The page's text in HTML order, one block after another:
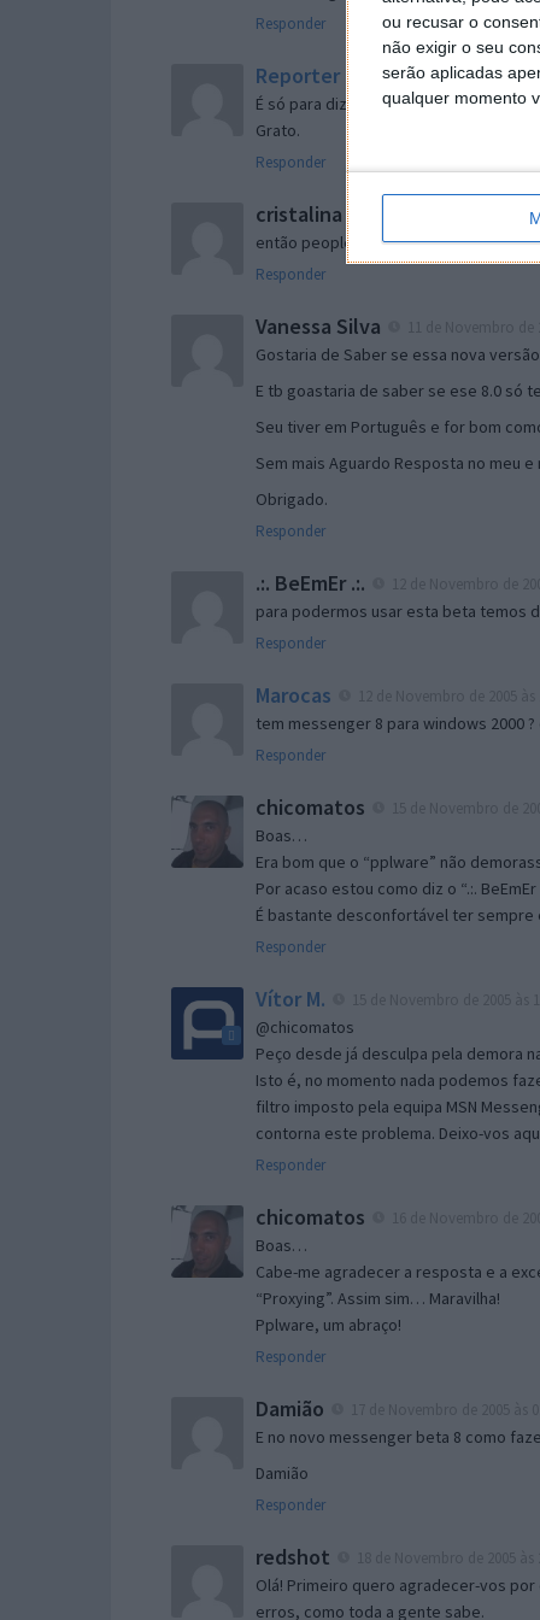
ou recusar o
não exigir o seu
serão aplicadas
qualquer momento
Responder
Reporter 7 de Novembro de 2005 às
É só para dizer que ainda não me
Grato.
Responder
cristalina 11 de Novembro de 2005
então people
Responder
Vanessa Silva
Gostaria de Saber se essa nova
E tb goastaria de saber se ese 8.0 só
Seu tiver em Português e for bom
Sem mais Aguardo Resposta no meu e
Obrigado.
Responder
.:. BeEmEr .:.
para podermos usar esta beta temos
Responder
Marocas
tem messenger 8 para windows 2000
Responder
chicomatos
Boas…
Era bom que o “pplware” não
Por acaso estou como diz o “.:.
É bastante desconfortável ter sempre
Responder
Vítor M.
@chicomatos
Peço desde já desculpa pela demora
Isto é, no momento nada podemos
filtro imposto pela equipa MSN
contorna este problema. Deixo-vos
Responder
chicomatos
Boas…
Cabe-me agradecer a resposta e a
“Proxying”. Assim sim… Maravilha!
Pplware, um abraço!
Responder
Damião
E no novo messenger beta 8 como
Damião
Responder
redshot
Olá! Primeiro quero agradecer-vos
erros, como toda a gente sabe.